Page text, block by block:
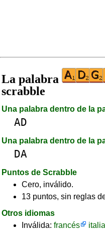
La palabra
scrabble
Una palabra dentro de la
AD
Una palabra dentro de la
DA
Puntos de Scrabble
Cero, inválido.
13 puntos, sin reglas
Otros idiomas
Inválida: francés